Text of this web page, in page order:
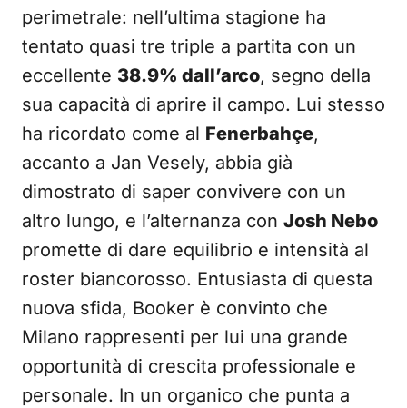
perimetrale: nell’ultima stagione ha
tentato quasi tre triple a partita con un
eccellente 38.9% dall’arco, segno della
sua capacità di aprire il campo. Lui stesso
ha ricordato come al Fenerbahçe,
accanto a Jan Vesely, abbia già
dimostrato di saper convivere con un
altro lungo, e l’alternanza con Josh Nebo
promette di dare equilibrio e intensità al
roster biancorosso. Entusiasta di questa
nuova sfida, Booker è convinto che
Milano rappresenti per lui una grande
opportunità di crescita professionale e
personale. In un organico che punta a